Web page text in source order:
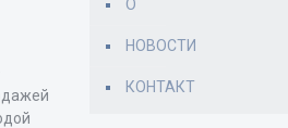
О
НОВОСТИ
КОНТАКТ